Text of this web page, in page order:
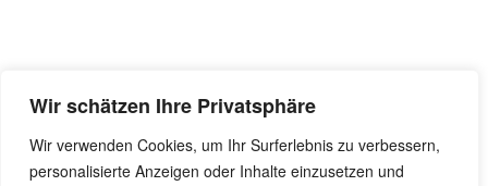
Wir schätzen Ihre Privatsphäre
Wir verwenden Cookies, um Ihr Surferlebnis zu verbessern,
personalisierte Anzeigen oder Inhalte einzusetzen und